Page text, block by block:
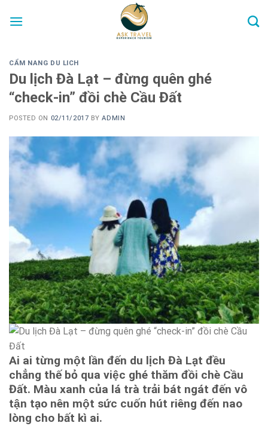
CẨM NANG DU LICH
Du lịch Đà Lạt – đừng quên ghé
“check-in” đồi chè Cầu Đất
POSTED ON 02/11/2017 BYADMIN
Ai ai từng một lần đến du lịch Đà Lạt đều
chẳng thế bỏ qua việc ghé thăm đồi chè Cầu
Đất. Màu xanh của lá trà trải bát ngát đến vô
tận tạo nên một sức cuốn hút riêng đến nao
lòng cho bất kì ai.